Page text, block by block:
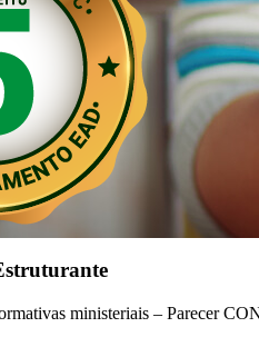
ministeriais – Parecer